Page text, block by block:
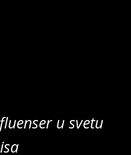
u svetu